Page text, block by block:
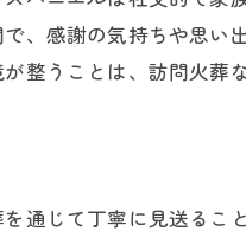
、感謝の気持ちや思い
整うことは、訪問火葬
通じて丁寧に見送るこ